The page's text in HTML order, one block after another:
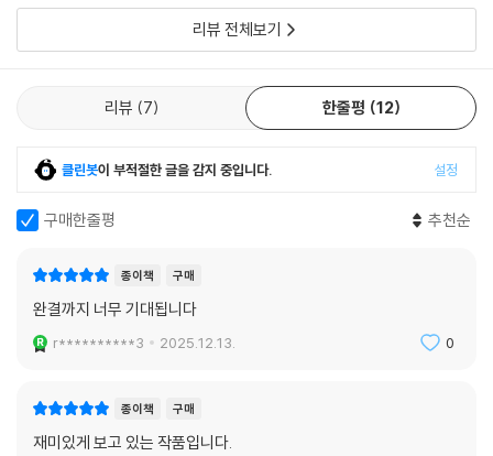
리뷰 전체보기
리뷰 7 한줄평 12
클린봇이 부적절한 글을 감지 중입니다. 설정
구매한줄평 추천순
종이책 구매
완결까지 너무 기대됩니다
r**********3 2025.12.13. 0
종이책 구매
재미있게 보고 있는 작품입니다.